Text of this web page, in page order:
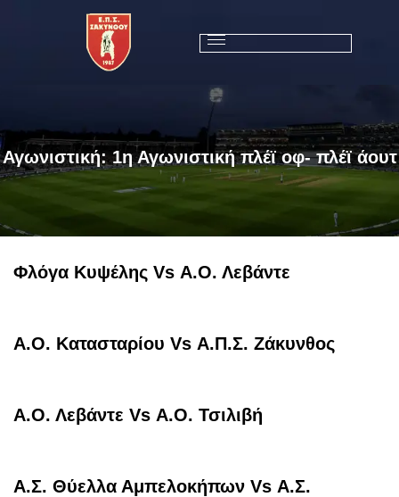
Αγωνιστική:1η Αγωνιστική πλέϊ οφ- πλέϊ άουτ
Φλόγα Κυψέλης Vs Α.Ο. Λεβάντε
Α.Ο. Κατασταρίου Vs Α.Π.Σ. Ζάκυνθος
Α.Ο. Λεβάντε Vs Α.Ο. Τσιλιβή
Α.Σ. Θύελλα Αμπελοκήπων Vs Α.Σ.